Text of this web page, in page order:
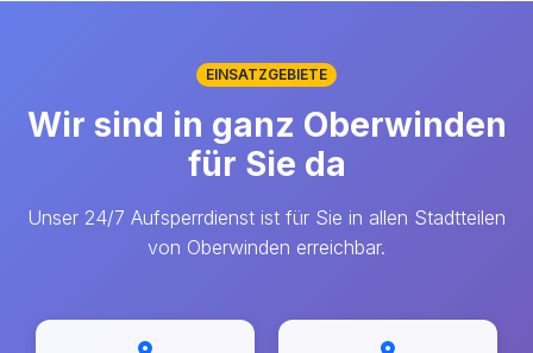
EINSATZGEBIETE
Wir sind in ganz Oberwinden
für Sie da
Unser 24/7 Aufsperrdienst ist für Sie in allen Stadtteilen
von Oberwinden erreichbar.